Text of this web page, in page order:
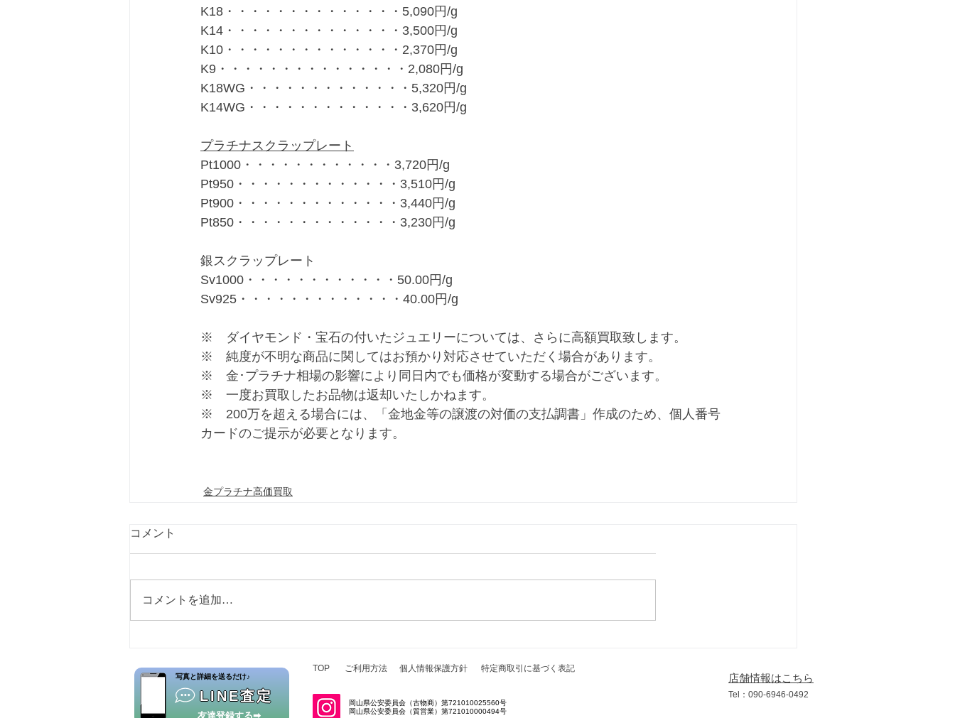
K18・・・・・・・・・・・・・・5,090円/g
K14・・・・・・・・・・・・・・3,500円/g
K10・・・・・・・・・・・・・・2,370円/g
K9・・・・・・・・・・・・・・・2,080円/g
K18WG・・・・・・・・・・・・・5,320円/g
K14WG・・・・・・・・・・・・・3,620円/g
プラチナスクラップレート
Pt1000・・・・・・・・・・・・3,720円/g
Pt950・・・・・・・・・・・・・3,510円/g
Pt900・・・・・・・・・・・・・3,440円/g
Pt850・・・・・・・・・・・・・3,230円/g
銀スクラップレート
Sv1000・・・・・・・・・・・・50.00円/g
Sv925・・・・・・・・・・・・・40.00円/g
※　ダイヤモンド・宝石の付いたジュエリーについては、さらに高額買取致します。
※　純度が不明な商品に関してはお預かり対応させていただく場合があります。
※　金･プラチナ相場の影響により同日内でも価格が変動する場合がございます。
※　一度お買取したお品物は返却いたしかねます。
※　200万を超える場合には、「金地金等の譲渡の対価の支払調書」作成のため、個人番号
カードのご提示が必要となります。
金プラチナ高価買取
コメント
コメントを追加…
LINE査定
​写真と詳細を送るだけ♪
友達登録する➡
TOP ご利用方法 個人情報保護方針 特定商取引に基づく表記
岡山県公安委員会（古物商）第721010025560号
岡山県公安委員会（質営業）第721010000494号
店舗情報はこちら
​Tel：090-6946-0492